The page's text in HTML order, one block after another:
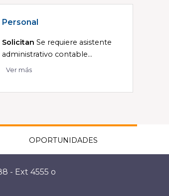
Personal
Solicitan Se requiere asistente
administrativo contable...
Ver más
OPORTUNIDADES
- Ext 4555 o